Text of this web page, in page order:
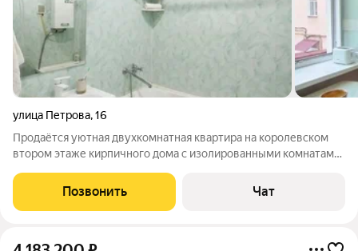
улица Петрова,16
Продаётся уютная двухкомнатная квартира на королевском
втором этаже кирпичного дома с изолированными комнатами.
открывается вид на улицу в квартире всегда светло и
воздушно. Летом не жарко,
Позвонить Чат